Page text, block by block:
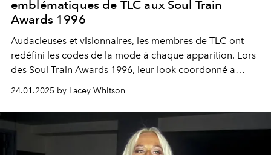
emblématiques de TLC aux Soul Train
Awards 1996
Audacieuses et visionnaires, les membres de TLC ont
redéfini les codes de la mode à chaque apparition. Lors
des Soul Train Awards 1996, leur look coordonné a
marqué l’histoire et confirmé leur statut d’icônes
intemporelles.
24.01.2025 by Lacey Whitson